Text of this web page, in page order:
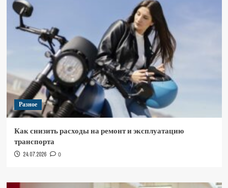
Разное
Как снизить расходы на ремонт и эксплуатацию
транспорта
24.07.2026 0